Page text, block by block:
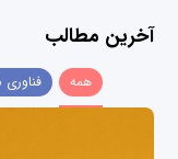
آخرین مطالب
همه